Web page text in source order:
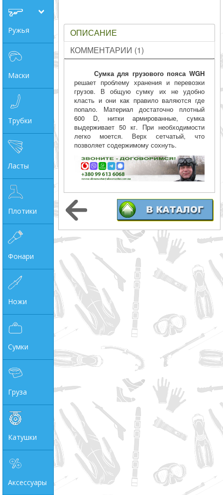
Категории
Производитель
_JSHOP_SEARCH_COINS
от
до
грн
Ружья
Маски
Трубки
Ласты
Плотики
Фонари
Ножи
Сумки
Груза
Катушки
Аксессуары
ОПИСАНИЕ
КОММЕНТАРИИ (1)
Сумка для грузового пояса WGH
решает проблему хранения и перевозки
грузов. В общую сумку их не удобно
класть и они как правило валяются где
попало. Материал достаточно плотный
600 D, нитки армированные, сумка
выдерживает 50 кг. При необходимости
легко моется. Верх сетчатый, что
позволяет содержимому сохнуть.